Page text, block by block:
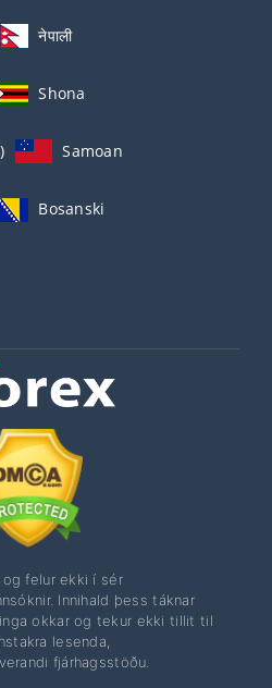
नेपाली
Shona
Samoan
Bosanski
felur ekki í sér
Innihald þess táknar
okkar og tekur ekki tillit til
lesenda,
fjárhagsstöðu.